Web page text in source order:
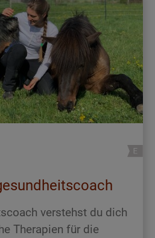
verstehst du dich
Therapien für die